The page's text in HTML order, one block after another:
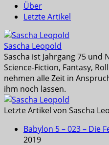
Über
Letzte Artikel
Sascha Leopold
Sascha ist Jahrgang 75 und
Science-Fiction, Fantasy,
nehmen alle Zeit in
ihm noch lassen.
Letzte Artikel von Sascha
Babylon 5 – 023 – Die
2019